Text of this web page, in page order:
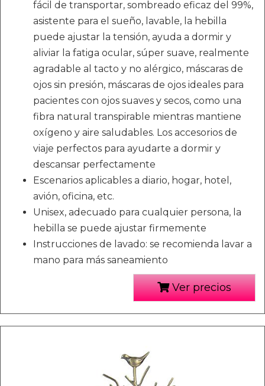
fácil de transportar, sombreado eficaz del 99%,
asistente para el sueño, lavable, la hebilla
puede ajustar la tensión, ayuda a dormir y
aliviar la fatiga ocular, súper suave, realmente
agradable al tacto y no alérgico, máscaras de
ojos sin presión, máscaras de ojos ideales para
pacientes con ojos suaves y secos, como una
fibra natural transpirable mientras mantiene
oxígeno y aire saludables. Los accesorios de
viaje perfectos para ayudarte a dormir y
descansar perfectamente
Escenarios aplicables a diario, hogar, hotel,
avión, oficina, etc.
Unisex, adecuado para cualquier persona, la
hebilla se puede ajustar firmemente
Instrucciones de lavado: se recomienda lavar a
mano para más saneamiento
Ver precios